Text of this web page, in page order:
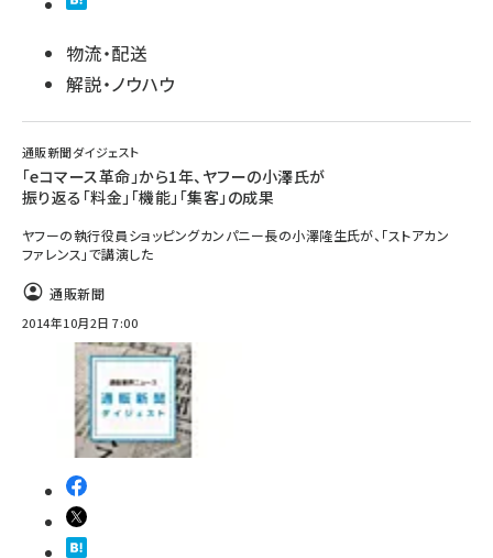
物流・配送
解説・ノウハウ
通販新聞ダイジェスト
「eコマース革命」から1年、ヤフーの小澤氏が
振り返る「料金」「機能」「集客」の成果
ヤフーの執行役員ショッピングカンパニー長の小澤隆生氏が、「ストアカン
ファレンス」で講演した
通販新聞
2014年10月2日 7:00